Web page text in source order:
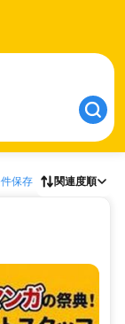
保存 関連度順